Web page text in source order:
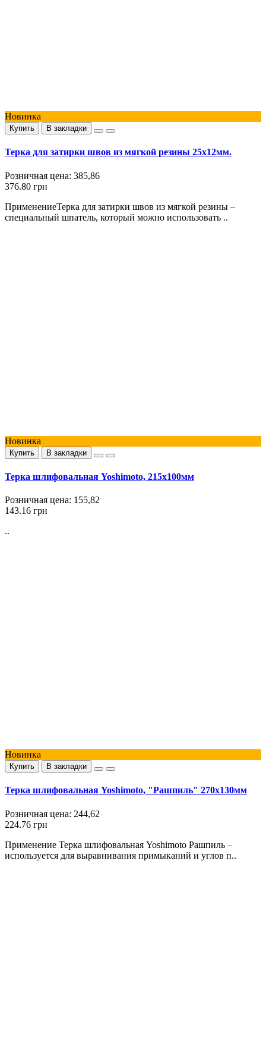
Новинка
Купить В закладки
Терка для затирки швов из мягкой резины 25x12мм.
Розничная цена: 385,86
376.80 грн
ПрименениеТерка для затирки швов из мягкой резины –
специальный шпатель, который можно использовать ..
Новинка
Купить В закладки
Терка шлифовальная Yoshimoto, 215х100мм
Розничная цена: 155,82
143.16 грн
..
Новинка
Купить В закладки
Терка шлифовальная Yoshimoto, "Рашпиль" 270х130мм
Розничная цена: 244,62
224.76 грн
Применение Терка шлифовальная Yoshimoto Рашпиль –
используется для выравнивания примыканий и углов п..